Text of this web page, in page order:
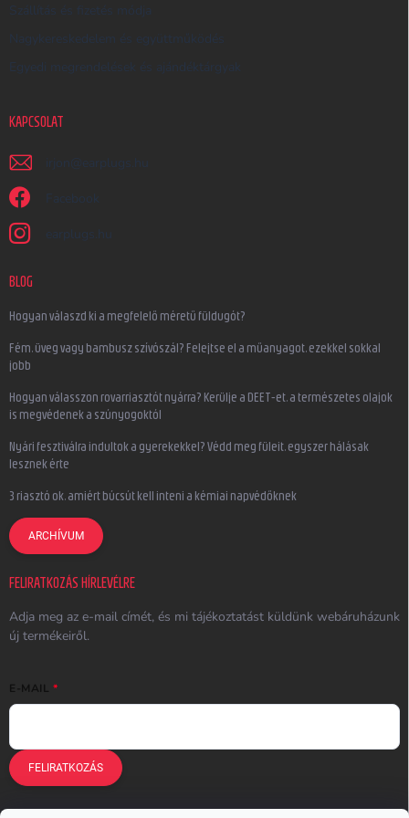
Szállítás és fizetés módja
Nagykereskedelem és együttműködés
Egyedi megrendelések és ajándéktárgyak
KAPCSOLAT
irjon @ earplugs.hu
Facebook
earplugs.hu
BLOG
Hogyan válaszd ki a megfelelő méretű füldugót?
Fém, üveg vagy bambusz szívószál? Felejtse el a műanyagot, ezekkel sokkal
jobb
Hogyan válasszon rovarriasztót nyárra? Kerülje a DEET-et, a természetes olajok
is megvédenek a szúnyogoktól
Nyári fesztiválra indultok a gyerekekkel? Védd meg füleit, egyszer hálásak
lesznek érte
3 riasztó ok, amiért búcsút kell inteni a kémiai napvédőknek
ARCHÍVUM
FELIRATKOZÁS HÍRLEVÉLRE
Adja meg az e-mail címét, és mi tájékoztatást küldünk webáruházunk
új termékeiről.
E-MAIL
FELIRATKOZÁS